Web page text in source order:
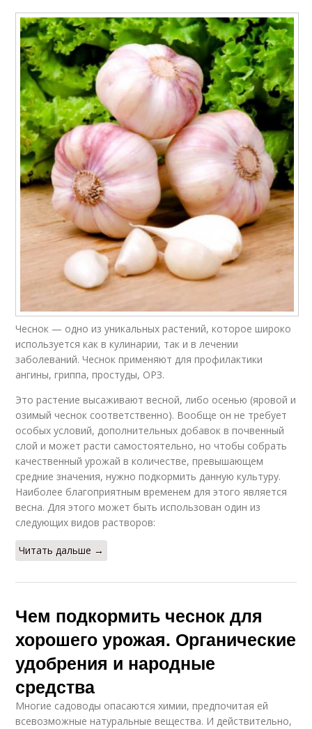
Чеснок — одно из уникальных растений, которое широко
используется как в кулинарии, так и в лечении
заболеваний. Чеснок применяют для профилактики
ангины, гриппа, простуды, ОРЗ.
Это растение высаживают весной, либо осенью (яровой и
озимый чеснок соответственно). Вообще он не требует
особых условий, дополнительных добавок в почвенный
слой и может расти самостоятельно, но чтобы собрать
качественный урожай в количестве, превышающем
средние значения, нужно подкормить данную культуру.
Наиболее благоприятным временем для этого является
весна. Для этого может быть использован один из
следующих видов растворов:
Читать дальше →
Чем подкормить чеснок для
хорошего урожая. Органические
удобрения и народные
средства
Многие садоводы опасаются химии, предпочитая ей
всевозможные натуральные вещества. И действительно,